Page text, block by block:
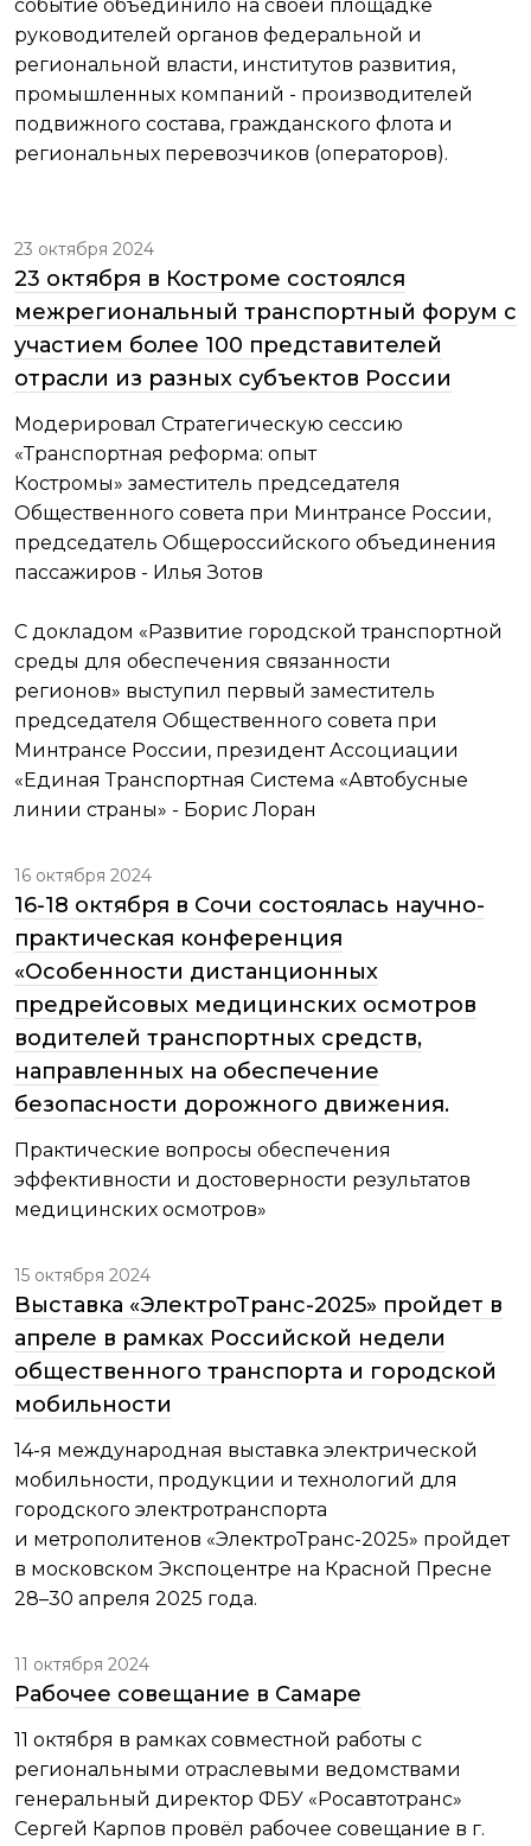
событие объединило на своей площадке
руководителей органов федеральной и
региональной власти, институтов развития,
промышленных компаний - производителей
подвижного состава, гражданского флота и
региональных перевозчиков (операторов).
23 октября 2024
23 октября в Костроме состоялся
межрегиональный транспортный форум с
участием более 100 представителей
отрасли из разных субъектов России
Модерировал Стратегическую сессию
«Транспортная реформа: опыт
Костромы» заместитель председателя
Общественного совета при Минтрансе России,
председатель Общероссийского объединения
пассажиров - Илья Зотов
С докладом «Развитие городской транспортной
среды для обеспечения связанности
регионов» выступил первый заместитель
председателя Общественного совета при
Минтрансе России, президент Ассоциации
«Единая Транспортная Система «Автобусные
линии страны» - Борис Лоран
16 октября 2024
16-18 октября в Сочи состоялась научно-
практическая конференция
«Особенности дистанционных
предрейсовых медицинских осмотров
водителей транспортных средств,
направленных на обеспечение
безопасности дорожного движения.
Практические вопросы обеспечения
эффективности и достоверности результатов
медицинских осмотров»
15 октября 2024
Выставка «ЭлектроТранс-2025» пройдет в
апреле в рамках Российской недели
общественного транспорта и городской
мобильности
14-я международная выставка электрической
мобильности, продукции и технологий для
городского электротранспорта
и метрополитенов «ЭлектроТранс-2025» пройдет
в московском Экспоцентре на Красной Пресне
28–30 апреля 2025 года.
11 октября 2024
Рабочее совещание в Самаре
11 октября в рамках совместной работы с
региональными отраслевыми ведомствами
генеральный директор ФБУ «Росавтотранс»
Сергей Карпов провёл рабочее совещание в г.